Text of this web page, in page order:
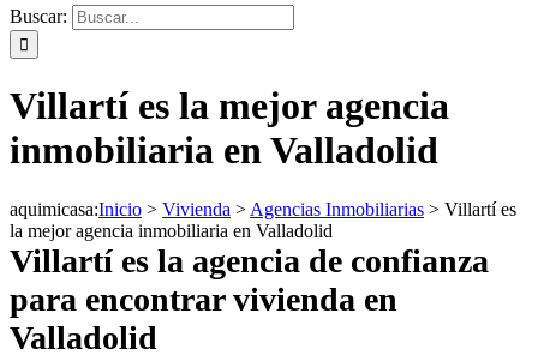
Buscar:
Villartí es la mejor agencia
inmobiliaria en Valladolid
aquimicasa:Inicio > Vivienda > Agencias Inmobiliarias > Villartí es
la mejor agencia inmobiliaria en Valladolid
Villartí es la agencia de confianza
para encontrar vivienda en
Valladolid